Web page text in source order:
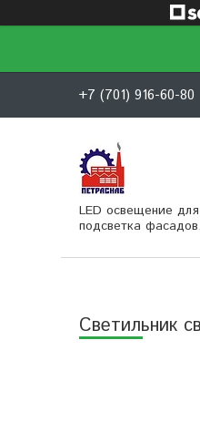
+7 (701) 916-60-80
LED освещение
подсветка
Светильник